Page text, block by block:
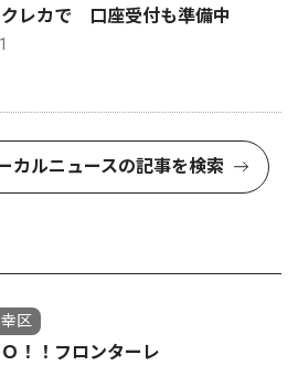
レカで 口座受付も準備中
カルニュースの記事を検索
区
！！フロンターレ